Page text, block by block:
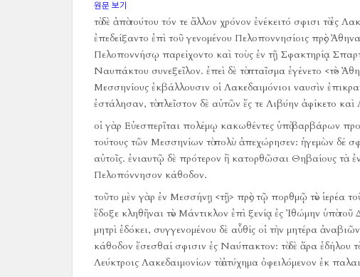
원문 보기
τὸ δὲ ἀπὸ τούτου τόν τε ἄλλον χρόνον ἐνέκειτό σφισι τὸ ἐς
ἐπεδείξαντο ἐπὶ τοῦ γενομένου Πελοποννησίοις πρὸς
Πελοποννήσῳ παρείχοντο καὶ τοὺς ἐν τῇ Σφακτηρίᾳ
Ναυπάκτου συνεξεῖλον. ἐπεὶ δὲ τὸ πταῖσμα ἐγένετο <τὸ>
Μεσσηνίους ἐκβάλλουσιν οἱ Λακεδαιμόνιοι ναυσὶν
ἐστάλησαν, τὸ πλεῖστον δὲ αὐτῶν ἔς τε Λιβύην ἀφίκετο καὶ
οἱ γὰρ Εὐεσπερῖται πολέμῳ κακωθέντες ὑπὸ βαρβάρων
τούτους τῶν Μεσσηνίων τὸ πολὺ ἀπεχώρησεν: ἡγεμὼν δέ
αὐτοῖς. ἐνιαυτῷ δὲ πρότερον ἢ κατορθῶσαι Θηβαίους τὰ
Πελοπόννησον κάθοδον.
τοῦτο μὲν γὰρ ἐν Μεσσήνῃ <τῇ> πρὸς τῷ πορθμῷ τὸν ἱερέα
ἔδοξε κληθῆναι τὸν Μάντικλον ἐπὶ ξενίᾳ ἐς Ἰθώμην ὑπὸ
μητρὶ ἐδόκει, συγγενομένου δὲ αὖθίς οἱ τὴν μητέρα
κάθοδον ἔσεσθαί σφισιν ἐς Ναύπακτον: τὸ δὲ ἄρα
Λεύκτροις Λακεδαιμονίων τὸ ἀτύχημα ὀφειλόμενον ἐκ